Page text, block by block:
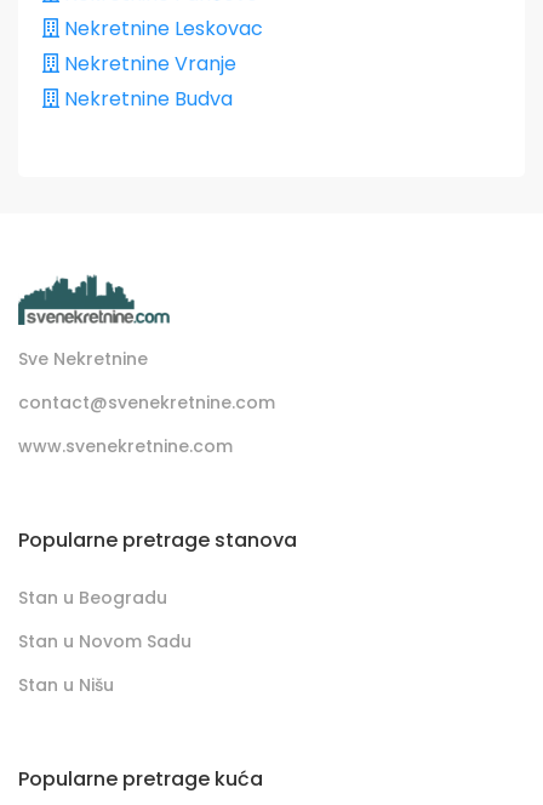
Nekretnine Leskovac
Nekretnine Vranje
Nekretnine Budva
Sve Nekretnine
contact@svenekretnine.com
www.svenekretnine.com
Popularne pretrage stanova
Stan u Beogradu
Stan u Novom Sadu
Stan u Nišu
Popularne pretrage kuća